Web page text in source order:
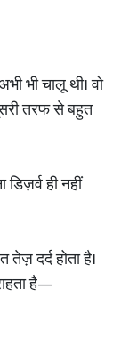
भी चालू थी। वो
तरफ से बहुत
ही नहीं
दर्द होता है।
है—